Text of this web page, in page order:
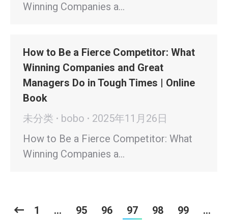
Winning Companies a…
How to Be a Fierce Competitor: What
Winning Companies and Great
Managers Do in Tough Times | Online
Book
未分类
bobo
2025年11月26日
How to Be a Fierce Competitor: What
Winning Companies a…
1 … 95 96 97 98 99
…